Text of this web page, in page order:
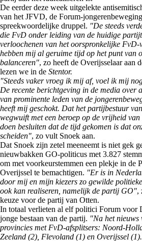
De eerder deze week uitgelekte
van het JFVD, de Forum-
spreekwoordelijke druppel. "De steeds
die FvD onder leiding van de huidige
verloochenen van het oorspronkelijke FvD-
hebben mij al geruime tijd op het punt van
balanceren", zo heeft de Overijsselaar aan
lezen we in de Stentor.
"Steeds vaker vroeg ik mij af, voel ik mij
De recente berichtgeving in de media over
van prominente leden van de
heeft mij geschokt. Dat het partijbestuur
wegwuift met een beroep op de vrijheid
doen besluiten dat de tijd gekomen is dat
scheiden", zo vult Snoek aan.
Dat Snoek zijn zetel meeneemt is niet gek
nieuwbakken GO-politicus met 3.827
om met voorkeurstemmen een plekje in de
Overijssel te bemachtigen. "Er is in
door mij en mijn kiezers zo gewilde
ook kan realiseren, namelijk de partij GO",
keuze voor de partij van Otten.
In totaal verlieten al elf politici Forum voor
jonge bestaan van de partij. "Na het
provincies met FvD-afsplitsers: Noord-
Zeeland (2), Flevoland (1) en Overijssel